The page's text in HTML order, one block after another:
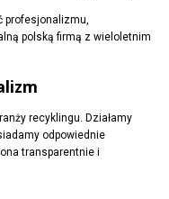
profesjonalizmu,
polską firmą z wieloletnim
recyklingu. Działamy
odpowiednie
transparentnie i